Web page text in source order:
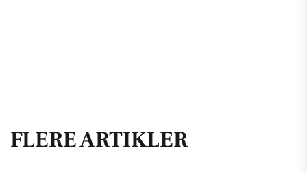
FLERE ARTIKLER